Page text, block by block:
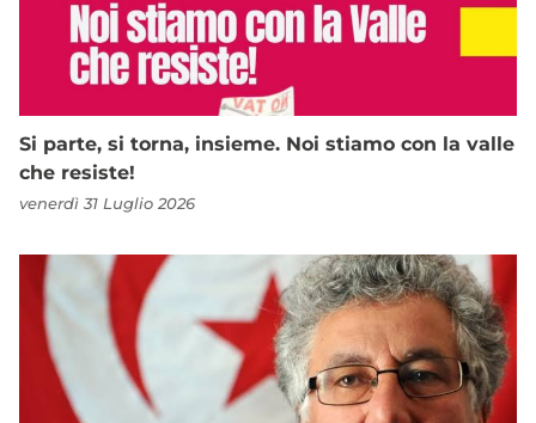
Si parte, si torna, insieme. Noi stiamo con la valle
che resiste!
venerdì 31 Luglio 2026